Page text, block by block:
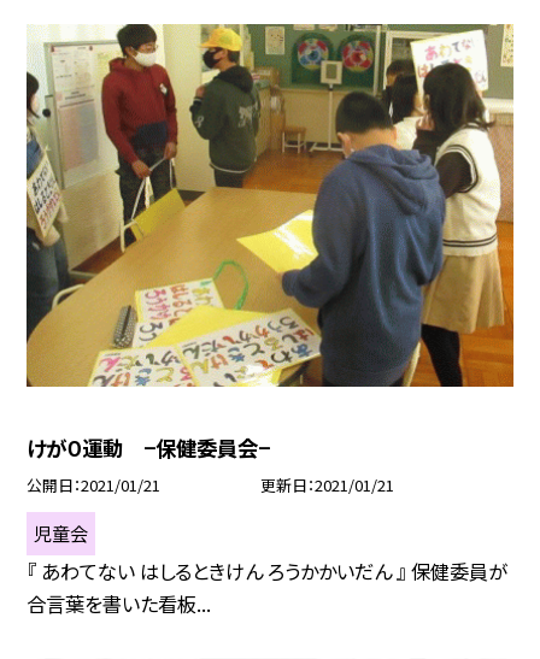
けが０運動 −保健委員会−
公開日 2021/01/21 更新日 2021/01/21
児童会
『 あわてない はしるときけん ろうかかいだん 』 保健委員が
合言葉を書いた看板...